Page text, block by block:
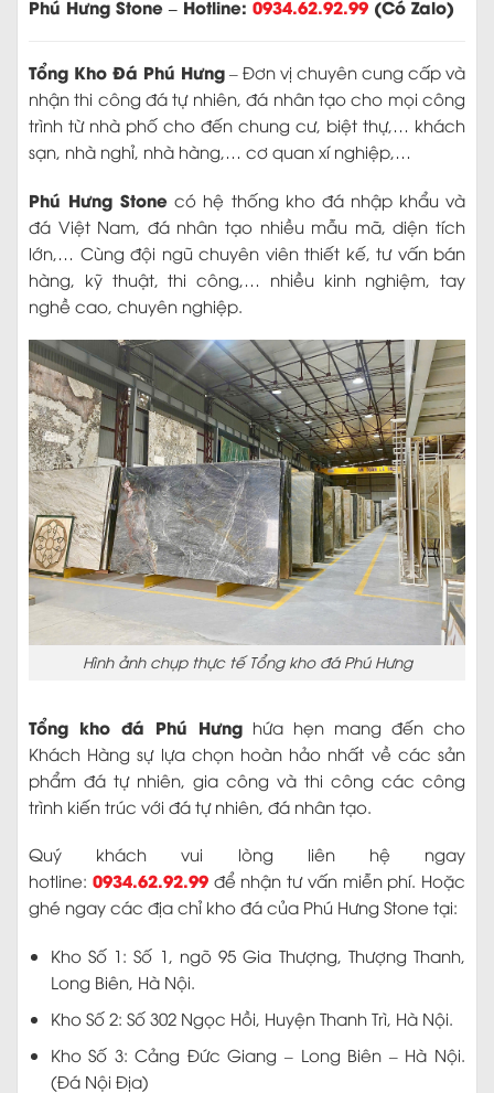
Phú Hưng Stone – Hotline: 0934.62.92.99 (Có Zalo)
Tổng Kho Đá Phú Hưng – Đơn vị chuyên cung cấp và
nhận thi công đá tự nhiên, đá nhân tạo cho mọi công
trình từ nhà phố cho đến chung cư, biệt thự,… khách
sạn, nhà nghỉ, nhà hàng,… cơ quan xí nghiệp,…
Phú Hưng Stone có hệ thống kho đá nhập khẩu và
đá Việt Nam, đá nhân tạo nhiều mẫu mã, diện tích
lớn,… Cùng đội ngũ chuyên viên thiết kế, tư vấn bán
hàng, kỹ thuật, thi công,… nhiều kinh nghiệm, tay
nghề cao, chuyên nghiệp.
Hình ảnh chụp thực tế Tổng kho đá Phú Hưng
Tổng kho đá Phú Hưng hứa hẹn mang đến cho
Khách Hàng sự lựa chọn hoàn hảo nhất về các sản
phẩm đá tự nhiên, gia công và thi công các công
trình kiến trúc với đá tự nhiên, đá nhân tạo.
Quý khách vui lòng liên hệ ngay
hotline: 0934.62.92.99để nhận tư vấn miễn phí. Hoặc
ghé ngay các địa chỉ kho đá của Phú Hưng Stone tại:
Kho Số 1: Số 1, ngõ 95 Gia Thượng, Thượng Thanh,
Long Biên, Hà Nội.
Kho Số 2: Số 302 Ngọc Hồi, Huyện Thanh Trì, Hà Nội.
Kho Số 3: Cảng Đức Giang – Long Biên – Hà Nội.
(Đá Nội Địa)